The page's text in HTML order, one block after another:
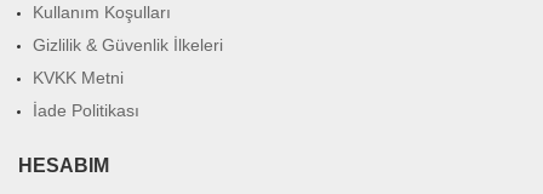
Kullanım Koşulları
Gizlilik & Güvenlik İlkeleri
KVKK Metni
İade Politikası
HESABIM